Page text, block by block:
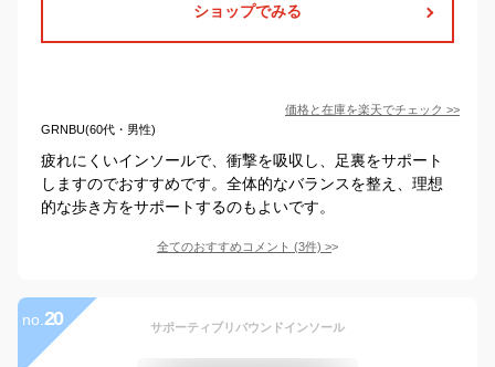
ショップでみる
価格と在庫を楽天でチェック >>
GRNBU(60代・男性)
疲れにくいインソールで、衝撃を吸収し、足裏をサポート
しますのでおすすめです。全体的なバランスを整え、理想
的な歩き方をサポートするのもよいです。
全てのおすすめコメント (3件) >
no. 20 サポーティブリバウンドインソール